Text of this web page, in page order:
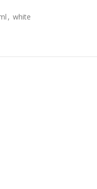
, white